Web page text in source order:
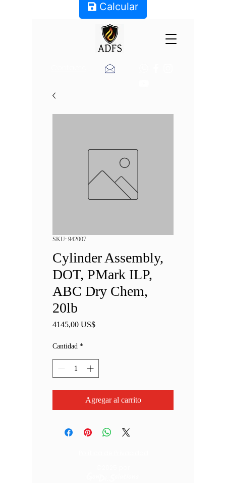
Calcular
SKU: 942007
Cylinder Assembly,
DOT, PMark ILP,
ABC Dry Chem,
20lb
4145,00 US$Precio
Cantidad *
Agregar al carrito